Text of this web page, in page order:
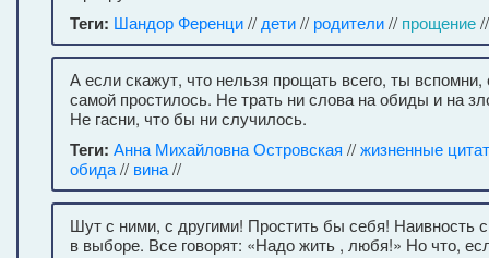
Теги: Шандор Ференци// дети// родители// прощение
А если скажут, что нельзя прощать всего, ты вспомни,
самой простилось. Не трать ни слова на обиды и на
Не гасни, что бы ни случилось.
Теги: Анна Михайловна Островская //жизненные
обида// вина//
Шут с ними, с другими! Простить бы себя! Наивность
в выборе. Все говорят: «Надо жить , любя!» Но что,